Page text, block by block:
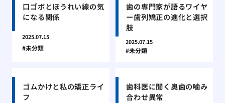
口ゴボとほうれい線の気
になる関係
2025.07.15
未分類
歯の専門家が語るワイヤ
ー歯列矯正の進化と選択
肢
2025.07.15
未分類
ゴムかけと私の矯正ライ
フ
歯科医に聞く奥歯の噛み
合わせ異常